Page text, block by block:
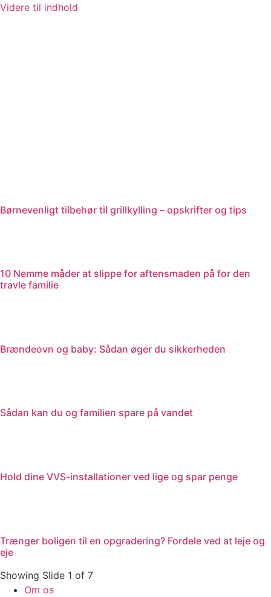
Videre til indhold
Børnevenligt tilbehør til grillkylling – opskrifter og tips
10 Nemme måder at slippe for aftensmaden på for den
travle familie
Brændeovn og baby: Sådan øger du sikkerheden
Sådan kan du og familien spare på vandet
Hold dine VVS-installationer ved lige og spar penge
Trænger boligen til en opgradering? Fordele ved at leje og
eje
Showing Slide 1 of 7
Om os